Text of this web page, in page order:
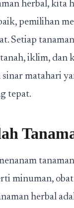
herbal, kita
pemilihan
Setiap
iklim, dan
matahari
tepat.
minuman,
herbal